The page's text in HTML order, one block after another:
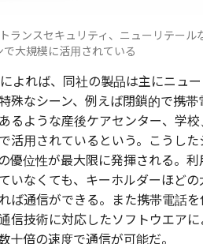
ランスセキュリティ、ニューリテール
で大規模に活用されている
よれば、同社の製品は主にニュー
殊なシーン、例えば閉鎖的で携帯
るような産後ケアセンター、学校
活用されているという。こうした
優位性が最大限に発揮される。利
いなくても、キーホルダーほどの
ば通信ができる。また携帯電話を
信技術に対応したソフトウエアに
十倍の速度で通信が可能だ。